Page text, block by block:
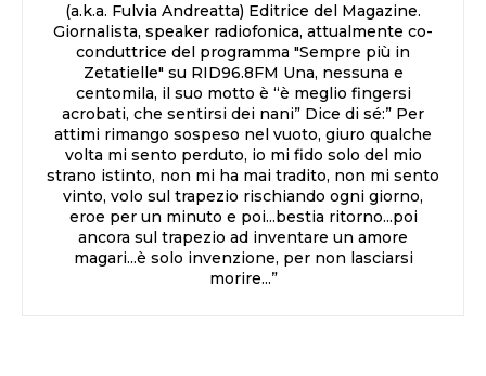
(a.k.a. Fulvia Andreatta) Editrice del Magazine.
Giornalista, speaker radiofonica, attualmente co-
conduttrice del programma "Sempre più in
Zetatielle" su RID96.8FM Una, nessuna e
centomila, il suo motto è “è meglio fingersi
acrobati, che sentirsi dei nani” Dice di sé:” Per
attimi rimango sospeso nel vuoto, giuro qualche
volta mi sento perduto, io mi fido solo del mio
strano istinto, non mi ha mai tradito, non mi sento
vinto, volo sul trapezio rischiando ogni giorno,
eroe per un minuto e poi...bestia ritorno...poi
ancora sul trapezio ad inventare un amore
magari...è solo invenzione, per non lasciarsi
morire...”